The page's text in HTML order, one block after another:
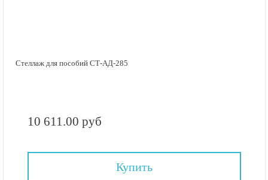
Стеллаж для пособий СТ-АД-285
10 611.00 руб
Купить